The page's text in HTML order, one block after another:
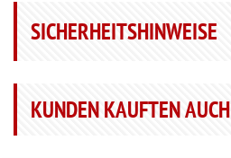
SICHERHEITSHINWEISE
KUNDEN KAUFTEN AUCH